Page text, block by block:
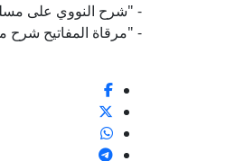
- "شرح النووي على مسلم"
- "مرقاة المفاتيح شرح